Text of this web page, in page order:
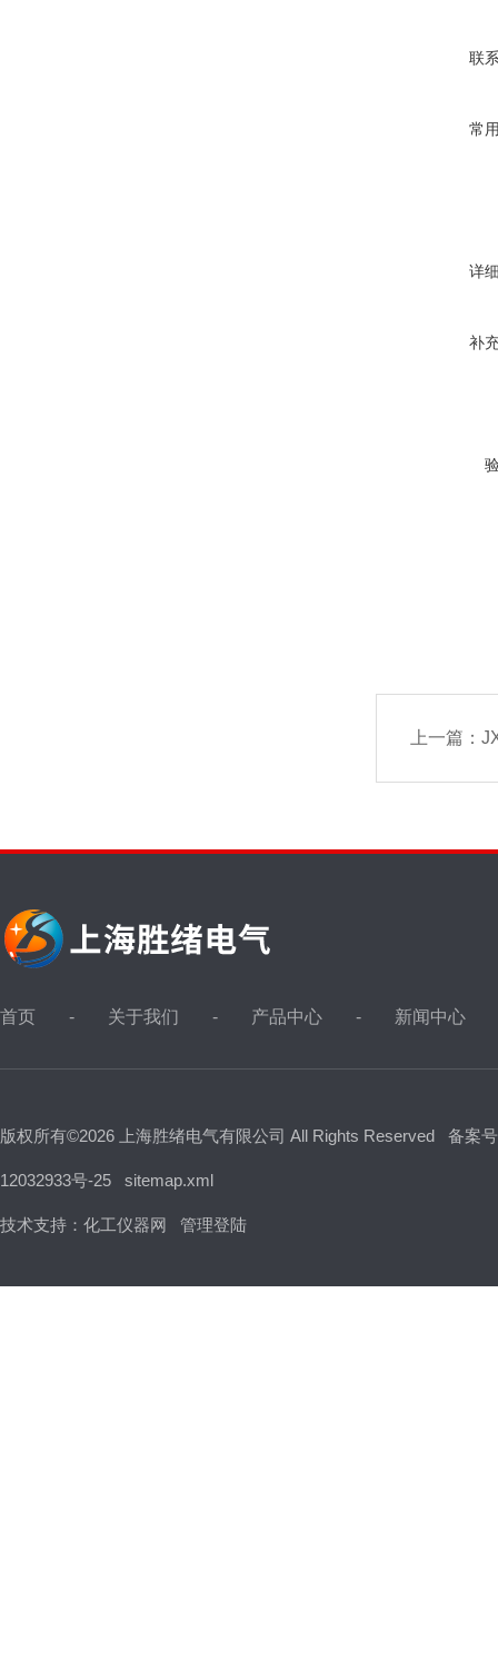
联
常
详
补
上一篇：
首页 关于我们 产品中心 新闻中心
版权所有©2026 上海胜绪电气有限公司 All Rights Reserved 备案
12032933号-25 sitemap.xml
技术支持： 化工仪器网 管理登陆